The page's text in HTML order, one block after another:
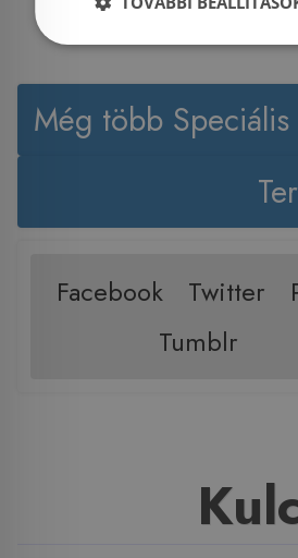
Még több
Facebook Twitter
Tumblr